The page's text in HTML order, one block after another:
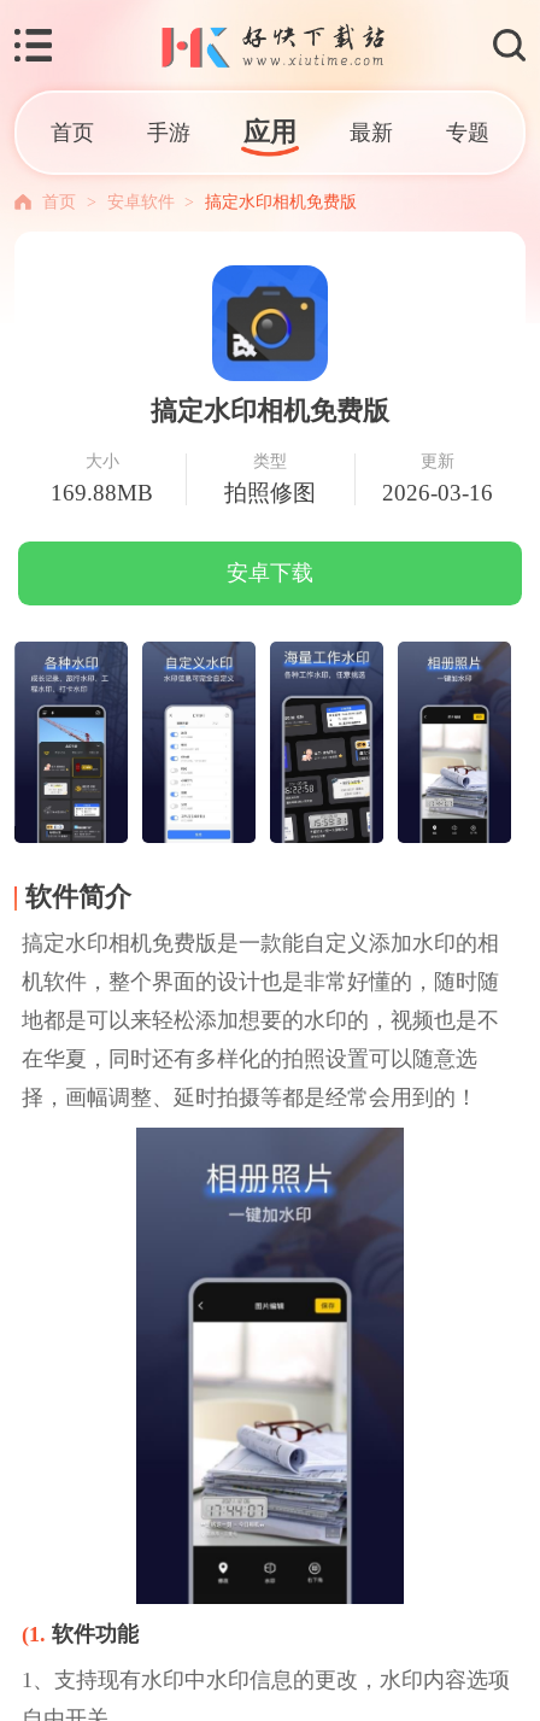
首页 手游 应用 最新 专题
首页 > 安卓软件 > 搞定水印相机免费版
搞定水印相机免费版
大小
169.88MB
类型
拍照修图
更新
2026-03-16
安卓下载
软件简介
搞定水印相机免费版是一款能自定义添加水印的相
机软件，整个界面的设计也是非常好懂的，随时随
地都是可以来轻松添加想要的水印的，视频也是不
在华夏，同时还有多样化的拍照设置可以随意选
择，画幅调整、延时拍摄等都是经常会用到的！
(1. 软件功能
1、支持现有水印中水印信息的更改，水印内容选项